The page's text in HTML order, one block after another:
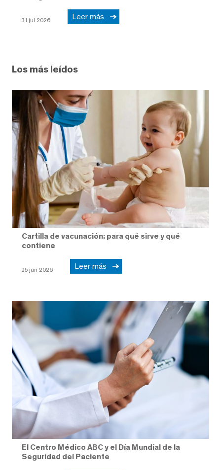
31 jul 2026 Leer más
Los más leídos
Cartilla de vacunación: para qué sirve y qué
contiene
25 jun 2026 Leer más
El Centro Médico ABC y el Día Mundial de la
Seguridad del Paciente